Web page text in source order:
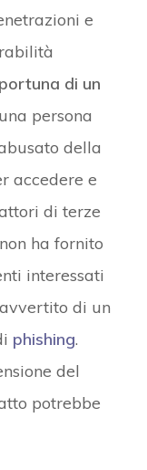
e
di un
persona
della
accedere e
di terze
ha fornito
interessati
di un
phishing.
del
potrebbe